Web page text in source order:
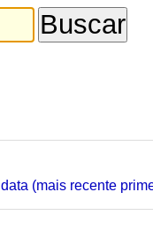
data (mais recente